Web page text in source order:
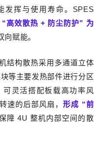
发挥与使用寿命。SPES
“高效散热 + 防尘防护” 为
赋能。
结构散热采用多通道立体
等主要发热部件进行分区
灵活搭配板载高功率风
速的后部风扇，形成 “前
障 4U 整机内部空间的散